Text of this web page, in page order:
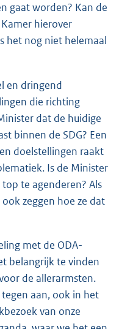
gaat worden? Kan de
hierover
het nog niet helemaal
en dringend
die richting
dat de huidige
binnen de SDG? Een
doelstellingen raakt
Is de Minister
te agenderen? Als
zeggen hoe ze dat
met de ODA-
belangrijk te vinden
de allerarmsten.
aan, ook in het
van onze